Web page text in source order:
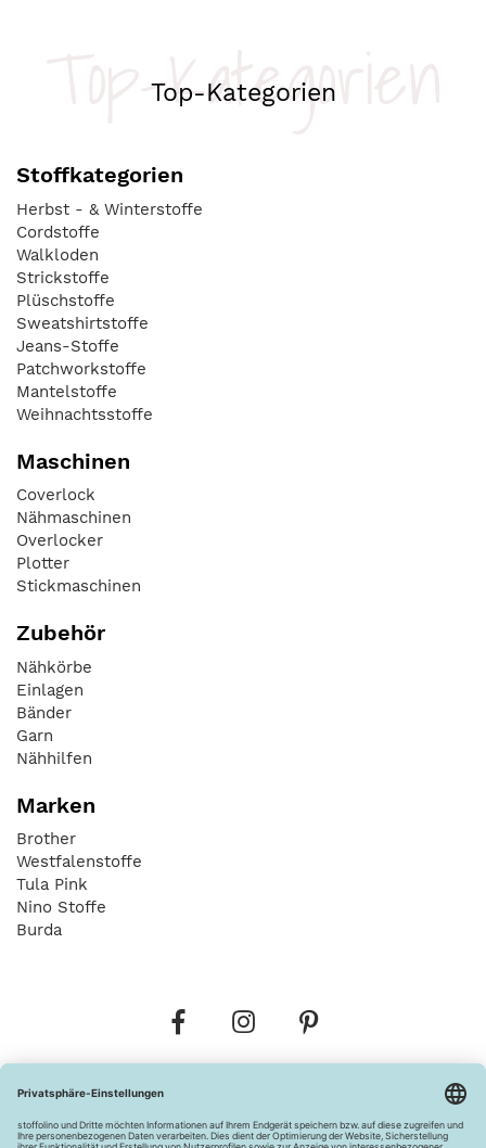
Top-Kategorien
Top-Kategorien
Stoffkategorien
Herbst - & Winterstoffe
Cordstoffe
Walkloden
Strickstoffe
Plüschstoffe
Sweatshirtstoffe
Jeans-Stoffe
Patchworkstoffe
Mantelstoffe
Weihnachtsstoffe
Maschinen
Coverlock
Nähmaschinen
Overlocker
Plotter
Stickmaschinen
Zubehör
Nähkörbe
Einlagen
Bänder
Garn
Nähhilfen
Marken
Brother
Westfalenstoffe
Tula Pink
Nino Stoffe
Burda